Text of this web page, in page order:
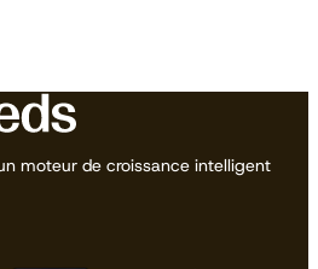
moteur de croissance intelligent